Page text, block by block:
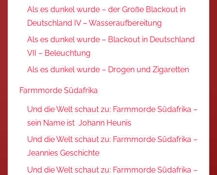
Als es dunkel wurde – der Große Blackout in
Deutschland IV – Wasseraufbereitung
Als es dunkel wurde – Blackout in Deutschland
VII – Beleuchtung
Als es dunkel wurde – Drogen und Zigaretten
Farmmorde Südafrika
Und die Welt schaut zu: Farmmorde Südafrika –
sein Name ist Johann Heunis
Und die Welt schaut zu: Farmmorde Südafrika –
Jeannies Geschichte
Und die Welt schaut zu: Farmmorde Südafrika –